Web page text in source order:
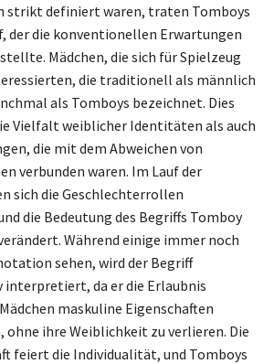
strikt definiert waren, traten Tomboys
der die konventionellen Erwartungen
Mädchen, die sich für Spielzeug
die traditionell als männlich
als Tomboys bezeichnet. Dies
Vielfalt weiblicher Identitäten als auch
die mit dem Abweichen von
verbunden waren. Im Lauf der
sich die Geschlechterrollen
die Bedeutung des Begriffs Tomboy
Während einige immer noch
sehen, wird der Begriff
interpretiert, da er die Erlaubnis
maskuline Eigenschaften
ohne ihre Weiblichkeit zu verlieren. Die
feiert die Individualität, und Tomboys